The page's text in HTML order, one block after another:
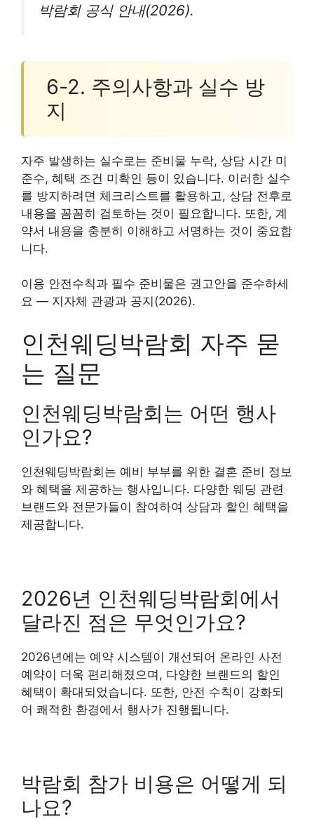
박람회 공식 안내(2026).
6-2. 주의사항과 실수 방
지
자주 발생하는 실수로는 준비물 누락, 상담 시간 미
준수, 혜택 조건 미확인 등이 있습니다. 이러한 실수
를 방지하려면 체크리스트를 활용하고, 상담 전후로
내용을 꼼꼼히 검토하는 것이 필요합니다. 또한, 계
약서 내용을 충분히 이해하고 서명하는 것이 중요합
니다.
이용 안전수칙과 필수 준비물은 권고안을 준수하세
요 — 지자체 관광과 공지(2026).
인천웨딩박람회 자주 묻
는 질문
인천웨딩박람회는 어떤 행사
인가요?
인천웨딩박람회는 예비 부부를 위한 결혼 준비 정보
와 혜택을 제공하는 행사입니다. 다양한 웨딩 관련
브랜드와 전문가들이 참여하여 상담과 할인 혜택을
제공합니다.
2026년 인천웨딩박람회에서
달라진 점은 무엇인가요?
2026년에는 예약 시스템이 개선되어 온라인 사전
예약이 더욱 편리해졌으며, 다양한 브랜드의 할인
혜택이 확대되었습니다. 또한, 안전 수칙이 강화되
어 쾌적한 환경에서 행사가 진행됩니다.
박람회 참가 비용은 어떻게 되
나요?